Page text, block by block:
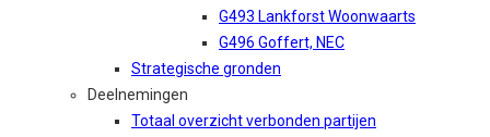
G493 Lankforst Woonwaarts
G496 Goffert, NEC
Strategische gronden
Deelnemingen
Totaal overzicht verbonden partijen